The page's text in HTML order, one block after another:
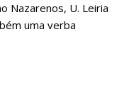
Nazarenos, U. Leiria
uma verba